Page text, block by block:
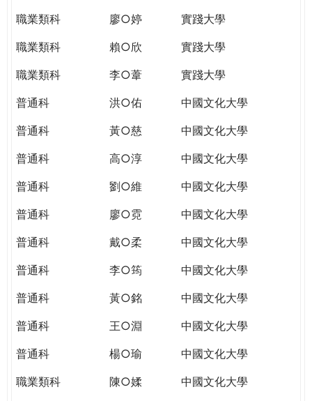
職業類科
廖○婷
實踐大學
職業類科
賴○欣
實踐大學
職業類科
李○葦
實踐大學
普通科
洪○佑
中國文化大學
普通科
黃○慈
中國文化大學
普通科
高○淳
中國文化大學
普通科
劉○維
中國文化大學
普通科
廖○霓
中國文化大學
普通科
戴○柔
中國文化大學
普通科
李○筠
中國文化大學
普通科
黃○銘
中國文化大學
普通科
王○淵
中國文化大學
普通科
楊○瑜
中國文化大學
職業類科
陳○媃
中國文化大學